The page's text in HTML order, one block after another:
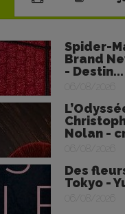
Spider-
Brand
- Destin...
06/08/2026
Nolan -
06/08/2026
Des
Tokyo -
06/08/2026